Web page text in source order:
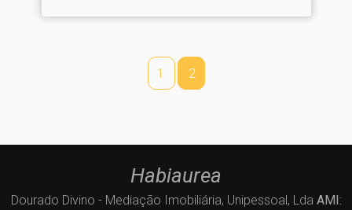
1 2
Habiaurea
Dourado Divino - Mediação Imobiliária, Unipessoal, Lda AMI: